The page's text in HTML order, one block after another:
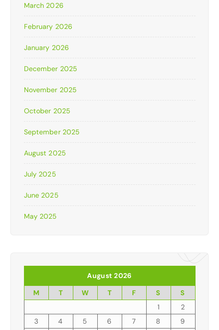
March 2026
February 2026
January 2026
December 2025
November 2025
October 2025
September 2025
August 2025
July 2025
June 2025
May 2025
August 2026
M
T W T F S
S
1
2
3
4 5 6 7 8
9